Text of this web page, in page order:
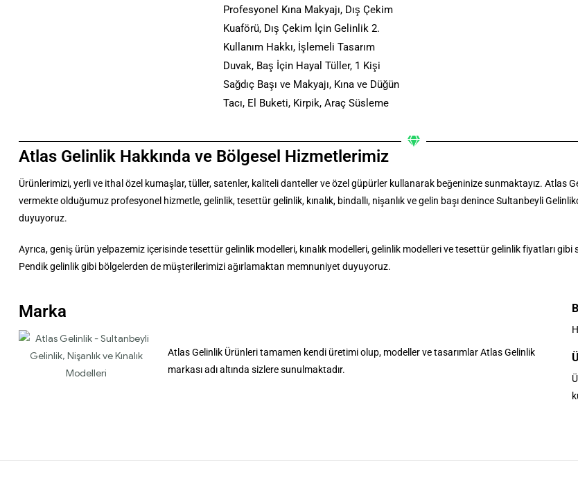
Profesyonel Kına Makyajı, Dış Çekim
Kuaförü, Dış Çekim İçin Gelinlik 2.
Kullanım Hakkı, İşlemeli Tasarım
Duvak, Baş İçin Hayal Tüller, 1 Kişi
Sağdıç Başı ve Makyajı, Kına ve Düğün
Tacı, El Buketi, Kirpik, Araç Süsleme
Atlas Gelinlik Hakkında ve Bölgesel Hizmetlerimiz
Ürünlerimizi, yerli ve ithal özel kumaşlar, tüller, satenler, kaliteli danteller ve özel güpürler kullanarak beğeninize sunmaktayız. Atlas
vermekte olduğumuz profesyonel hizmetle, gelinlik, tesettür gelinlik, kınalık, bindallı, nişanlık ve gelin başı denince Sultanbeyli
duyuyoruz.
Ayrıca, geniş ürün yelpazemiz içerisinde tesettür gelinlik modelleri, kınalık modelleri, gelinlik modelleri ve tesettür gelinlik fiyatları
Pendik gelinlik gibi bölgelerden de müşterilerimizi ağırlamaktan memnuniyet duyuyoruz.
Marka
Atlas Gelinlik Ürünleri tamamen kendi üretimi olup, modeller ve tasarımlar Atlas Gelinlik
markası adı altında sizlere sunulmaktadır.